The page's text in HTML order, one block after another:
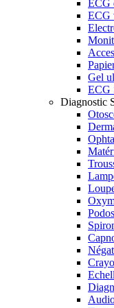
ECG
ECG
Gel
ECG
Diagnostic